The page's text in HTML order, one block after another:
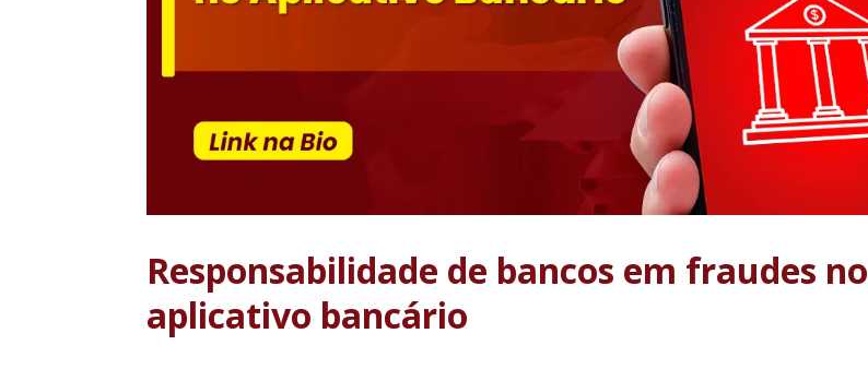
Responsabilidade de bancos em fraudes no
aplicativo bancário